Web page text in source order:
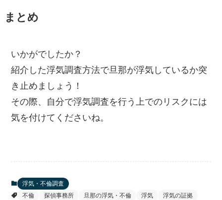
まとめ
いかがでしたか？
紹介した浮気調査方法で旦那が浮気しているか突
き止めましょう！
その際、自分で浮気調査を行う上でのリスクには
気を付けてくださいね。
浮気・不倫調査
不倫
探偵事務所 旦那の浮気・不倫 浮気
浮気の証拠